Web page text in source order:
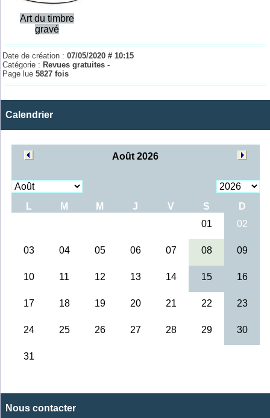
Art du timbre
gravé
Date de création :07/05/2020 # 10:15
Catégorie : Revues gratuites -
Page lue5827 fois
Calendrier
Nous contacter